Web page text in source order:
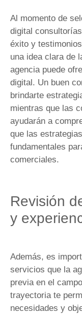
Al momento de
digital
éxito y
una idea clara de
agencia puede
digital. Un buen
brindarte
mientras que las
ayudarán a
que las
fundamentales
comerciales.
Revisión
y
Además, es
servicios que la
previa en el
trayectoria te
necesidades y